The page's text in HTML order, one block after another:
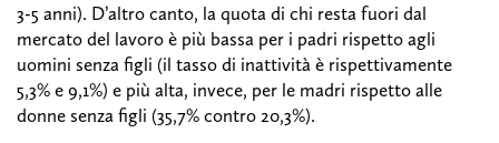
3-5 anni). D’altro canto, la quota di chi resta fuori dal
mercato del lavoro è più bassa per i padri rispetto agli
uomini senza figli (il tasso di inattività è rispettivamente
5,3% e 9,1%) e più alta, invece, per le madri rispetto alle
donne senza figli (35,7% contro 20,3%).